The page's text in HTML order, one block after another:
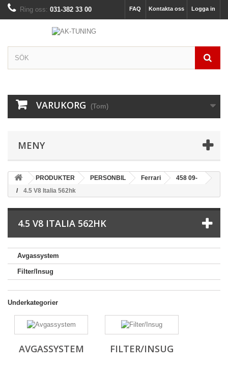
Logga in
Kontakta oss
FAQ
Ring oss: 031-382 33 00
VARUKORG (Tom)
MENY
PRODUKTER PERSONBIL Ferrari
458 09-
4.5 V8 Italia 562hk
4.5 V8 ITALIA 562HK
Avgassystem
Filter/Insug
Underkategorier
AVGASSYSTEM FILTER/INSUG